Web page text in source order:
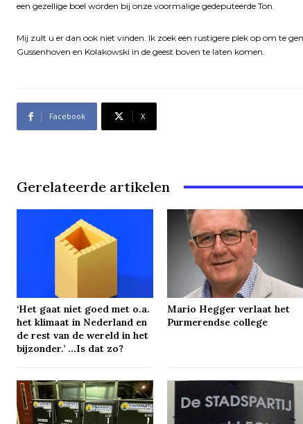
een gezellige boel worden bij onze voormalige gedeputeerde Ton.
Mij zult u er dan ook niet vinden. Ik zoek een rustigere plek op om te
Gussenhoven en Kolakowski in de geest boven te laten komen.
Facebook X
Gerelateerde artikelen
‘Het gaat niet goed met o.a.
het klimaat in Nederland en
de rest van de wereld in het
bijzonder.’ …Is dat zo?
Mario Hegger verlaat het
Purmerendse college